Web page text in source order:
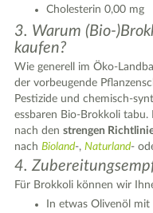
Cholesterin 0,00 mg
3. Warum (Bio-
kaufen?
Wie generell im Öko-
der vorbeugende
Pestizide und chemisch-
essbaren Bio-Brokkoli
nach denstrengen
nachBioland-,Naturland-
4.
Für Brokkoli können wir
In etwas Olivenöl